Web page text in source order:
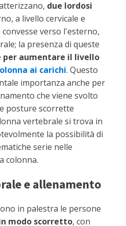
due lordosi
a livello cervicale e
convesse verso l'esterno,
la presenza di queste
per aumentare il livello
ai carichi. Questo
importanza anche per
che viene svolto
posture scorrette
vertebrale si trova in
la possibilità di
serie nelle
colonna.
e allenamento
in palestra le persone
modo scorretto, con